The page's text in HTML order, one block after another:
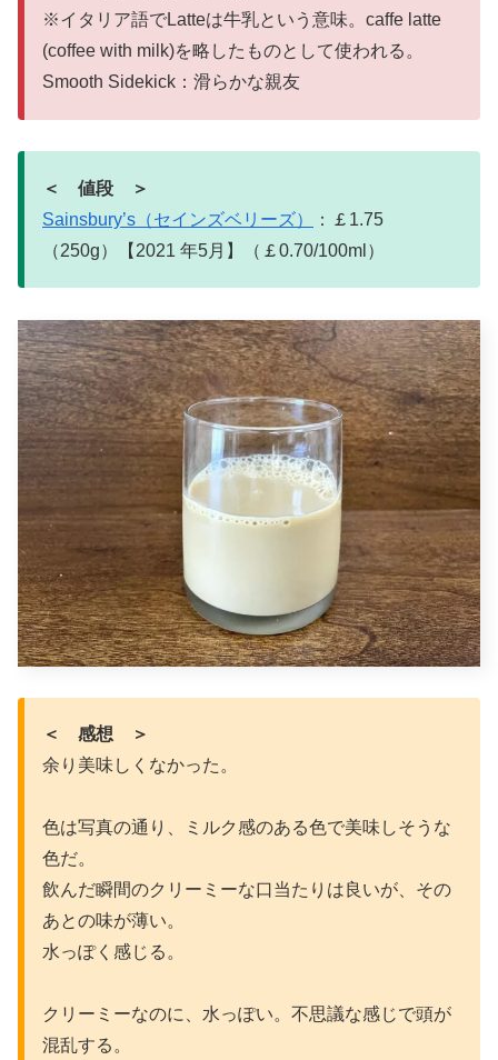
※イタリア語でLatteは牛乳という意味。caffe latte
(coffee with milk)を略したものとして使われる。
Smooth Sidekick：滑らかな親友
＜ 値段 ＞
Sainsbury’s（セインズベリーズ）
：￡1.75
（250g）【2021 年5月】（￡0.70/100ml）
＜ 感想 ＞
余り美味しくなかった。
色は写真の通り、ミルク感のある色で美味しそうな
色だ。
飲んだ瞬間のクリーミーな口当たりは良いが、その
あとの味が薄い。
水っぽく感じる。
クリーミーなのに、水っぽい。不思議な感じで頭が
混乱する。